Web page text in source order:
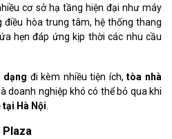
cơ sở hạ tầng hiện đại như máy
điều hòa trung tâm, hệ thống thang
hẹn đáp ứng kịp thời các nhu cầu
dạng đi kèm nhiều tiện ích,tòa nhà
doanh nghiệp khó có thể bỏ qua khi
Hà Nội